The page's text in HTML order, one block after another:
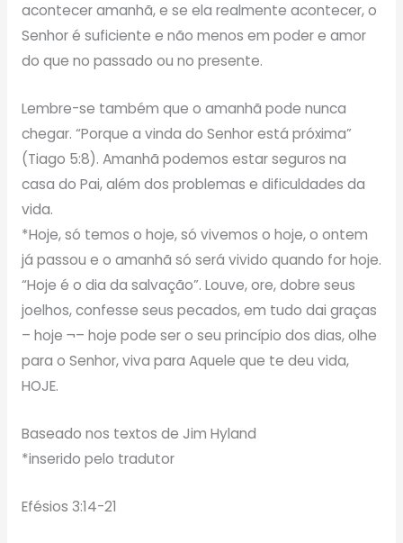
acontecer amanhã, e se ela realmente acontecer, o
Senhor é suficiente e não menos em poder e amor
do que no passado ou no presente.
Lembre-se também que o amanhã pode nunca
chegar. “Porque a vinda do Senhor está próxima”
(Tiago 5:8). Amanhã podemos estar seguros na
casa do Pai, além dos problemas e dificuldades da
vida.
*Hoje, só temos o hoje, só vivemos o hoje, o ontem
já passou e o amanhã só será vivido quando for hoje.
“Hoje é o dia da salvação”. Louve, ore, dobre seus
joelhos, confesse seus pecados, em tudo dai graças
– hoje ¬– hoje pode ser o seu princípio dos dias, olhe
para o Senhor, viva para Aquele que te deu vida,
HOJE.
Baseado nos textos de Jim Hyland
*inserido pelo tradutor
Efésios 3:14-21